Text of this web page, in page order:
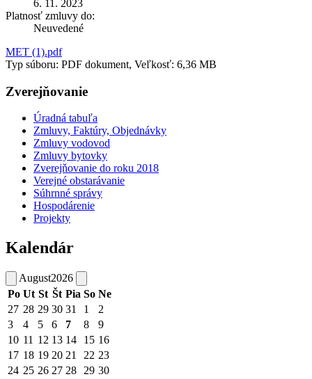
6. 11. 2023
Platnosť zmluvy do:
Neuvedené
MET (1).pdf
Typ súboru: PDF dokument, Veľkosť: 6,36 MB
Zverejňovanie
Úradná tabuľa
Zmluvy, Faktúry, Objednávky
Zmluvy vodovod
Zmluvy bytovky
Zverejňovanie do roku 2018
Verejné obstarávanie
Súhrnné správy
Hospodárenie
Projekty
Kalendár
August2026
Po Ut St Št Pia So Ne
27 28 29 30 31 1
2
3
4 5 6 7 8
9
10 11 12 13 14 15 16
17 18 19 20 21 22 23
24 25 26 27 28 29 30